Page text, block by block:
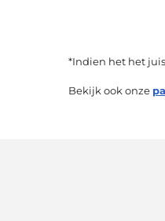
*Indien het het
Bekijk ook onze